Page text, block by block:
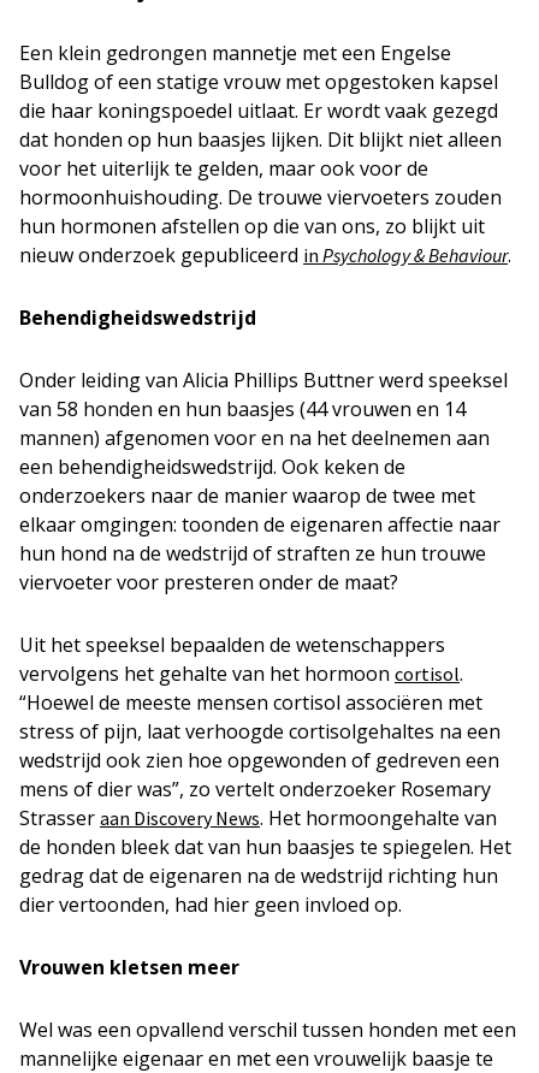
Een klein gedrongen mannetje met een Engelse
Bulldog of een statige vrouw met opgestoken kapsel
die haar koningspoedel uitlaat. Er wordt vaak gezegd
dat honden op hun baasjes lijken. Dit blijkt niet alleen
voor het uiterlijk te gelden, maar ook voor de
hormoonhuishouding. De trouwe viervoeters zouden
hun hormonen afstellen op die van ons, zo blijkt uit
nieuw onderzoek gepubliceerd in Psychology & Behaviour.
Behendigheidswedstrijd
Onder leiding van Alicia Phillips Buttner werd speeksel
van 58 honden en hun baasjes (44 vrouwen en 14
mannen) afgenomen voor en na het deelnemen aan
een behendigheidswedstrijd. Ook keken de
onderzoekers naar de manier waarop de twee met
elkaar omgingen: toonden de eigenaren affectie naar
hun hond na de wedstrijd of straften ze hun trouwe
viervoeter voor presteren onder de maat?
Uit het speeksel bepaalden de wetenschappers
vervolgens het gehalte van het hormoon cortisol.
“Hoewel de meeste mensen cortisol associëren met
stress of pijn, laat verhoogde cortisolgehaltes na een
wedstrijd ook zien hoe opgewonden of gedreven een
mens of dier was”, zo vertelt onderzoeker Rosemary
Strasser aan Discovery News. Het hormoongehalte van
de honden bleek dat van hun baasjes te spiegelen. Het
gedrag dat de eigenaren na de wedstrijd richting hun
dier vertoonden, had hier geen invloed op.
Vrouwen kletsen meer
Wel was een opvallend verschil tussen honden met een
mannelijke eigenaar en met een vrouwelijk baasje te